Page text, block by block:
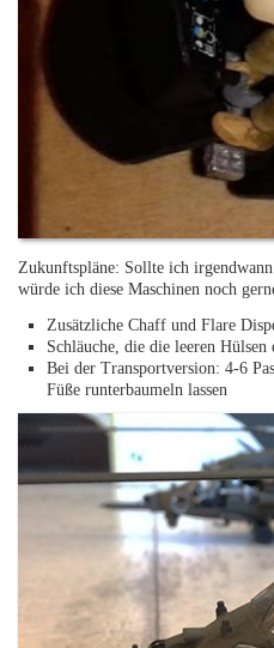
Zukunftspläne: Sollte ich
würde ich diese Maschinen noch
Zusätzliche Chaff und Flare
Schläuche, die die leeren
Bei der Transportversion: 4-6
Füße runterbaumeln lassen